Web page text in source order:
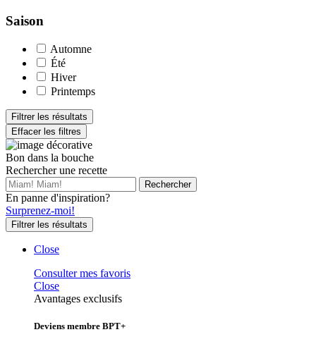
Saison
Automne
Été
Hiver
Printemps
Filtrer les résultats
Effacer les filtres
Bon dans la bouche
Rechercher une recette
En panne d'inspiration?
Surprenez-moi!
Filtrer les résultats
Close
Consulter mes favoris
Close
Avantages exclusifs
Deviens membre BPT+